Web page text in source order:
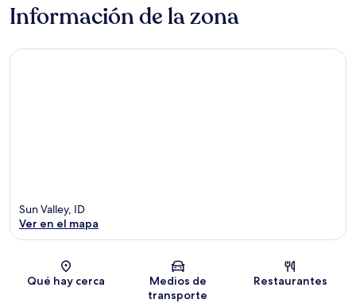
Información de la zona
Sección del mapa
Sun Valley, ID
Ver en el mapa
Qué hay cerca
Medios de
transporte
Restaurantes